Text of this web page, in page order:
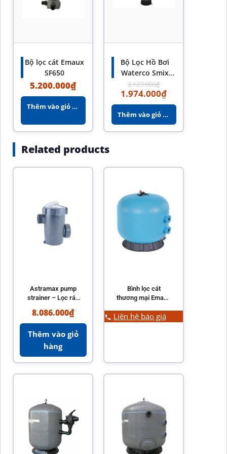
Bộ lọc cát Emaux
SF650
5.200.000₫
Thêm vào giỏ hàng
Bộ Lọc Hồ Bơi
Waterco Smix
Chính Hãng –
Hiệu Suất Lọc
Cao
2.123.000₫
1.974.000₫
Thêm vào giỏ hàng
Related products
Astramax pump
strainer – Lọc rác
hiệu quả
8.086.000₫
Thêm vào giỏ
hàng
Bình lọc cát
thương mại Emaux
– NV2000 chuẩn
NSF
Liên hệ báo giá